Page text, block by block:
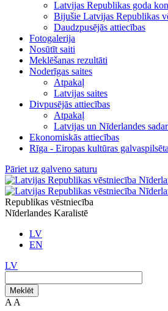
Latvijas Republikas goda
Bijušie Latvijas Republikas
Daudzpusējās attiecības
Fotogalerija
Nosūtīt saiti
Meklēšanas rezultāti
Noderīgas saites
Atpakaļ
Latvijas saites
Divpusējās attiecības
Atpakaļ
Latvijas un Nīderlandes
Ekonomiskās attiecības
Rīga - Eiropas kultūras
Pāriet uz galveno saturu
Republikas vēstniecība
Nīderlandes Karalistē
LV
EN
LV
Meklēt
A A